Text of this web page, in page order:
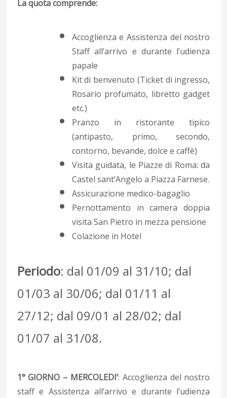
La quota comprende:
Accoglienza e Assistenza del nostro
Staff all’arrivo e durante l’udienza
papale
Kit di benvenuto (Ticket di ingresso,
Rosario profumato, libretto gadget
etc.)
Pranzo in ristorante tipico
(antipasto, primo, secondo,
contorno, bevande, dolce e caffè)
Visita guidata, le Piazze di Roma: da
Castel sant’Angelo a Piazza Farnese.
Assicurazione medico-bagaglio
Pernottamento in camera doppia
visita San Pietro in mezza pensione
Colazione in Hotel
Periodo: dal 01/09 al 31/10; dal
01/03 al 30/06; dal 01/11 al
27/12; dal 09/01 al 28/02; dal
01/07 al 31/08.
1° GIORNO – MERCOLEDI’: Accoglienza del nostro
staff e Assistenza all’arrivo e durante l’udienza